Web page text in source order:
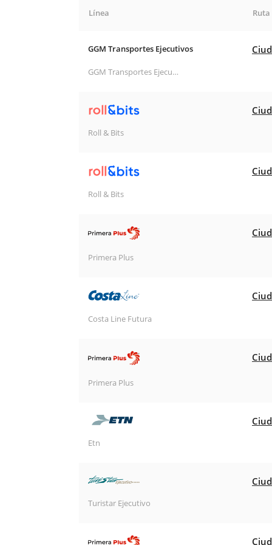
Línea Ruta
GGM Transportes Ejecutivos
GGM Transportes Ejecutivos
Roll & Bits
Roll & Bits
Primera Plus
Costa Line Futura
Primera Plus
Etn
Turistar Ejecutivo